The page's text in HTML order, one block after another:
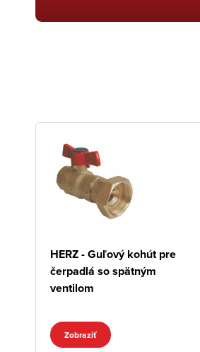
HERZ - Guľový kohút pre
čerpadlá so spätným
ventilom
Zobraziť